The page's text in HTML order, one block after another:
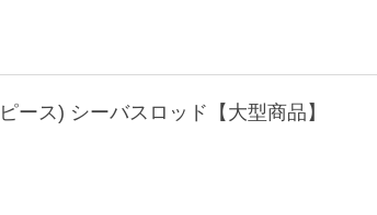
ース) シーバスロッド【大型商品】